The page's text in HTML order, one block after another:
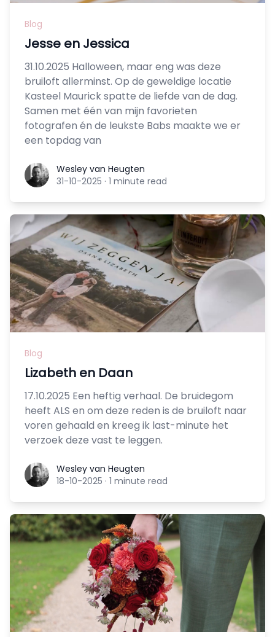
Blog
Jesse en Jessica
31.10.2025 Halloween, maar eng was deze
bruiloft allerminst. Op de geweldige locatie
Kasteel Maurick spatte de liefde van de dag.
Samen met één van mijn favorieten
fotografen én de leukste Babs maakte we er
een topdag van
Wesley van Heugten
Wesley van Heugten
31-10-2025 · 1 minute read
Blog
Lizabeth en Daan
17.10.2025 Een heftig verhaal. De bruidegom
heeft ALS en om deze reden is de bruiloft naar
voren gehaald en kreeg ik last-minute het
verzoek deze vast te leggen.
Wesley van Heugten
Wesley van Heugten
18-10-2025 · 1 minute read